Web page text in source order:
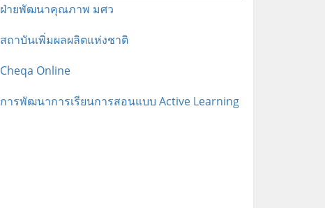
ฝ่ายพัฒนาคุณภาพ มศว
สถาบันเพิ่มผลผลิตแห่งชาติ
Cheqa Online
การพัฒนาการเรียนการสอนแบบ Active Learning